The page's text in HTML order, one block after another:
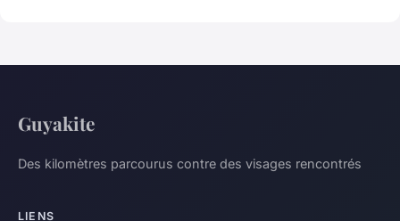
Guyakite
Des kilomètres parcourus contre des visages rencontrés
LIENS